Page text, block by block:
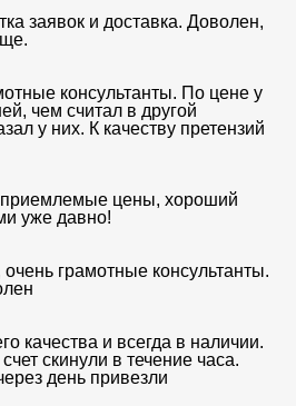
заявок и доставка. Доволен,
консультанты. По цене у
чем считал в другой
у них. К качеству претензий
приемлемые цены, хороший
уже давно!
грамотные консультанты.
качества и всегда в наличии.
скинули в течение часа.
день привезли